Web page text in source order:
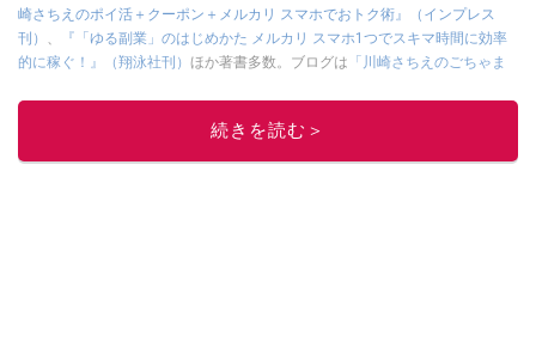
崎さちえのポイ活＋クーポン＋メルカリ スマホでおトク術』（インプレス
刊） 、
『「ゆる副業」のはじめかた メルカリ スマホ1つでスキマ時間に効率
的に稼ぐ！』（翔泳社刊） ほか著書多数。ブログは 「川崎さちえのごちゃま
■経歴：2003年、夫が子育てをするために、突然会社を辞める。翌月からの
給料が０円になり、家にいながら、しかも空いた時間でできるオークション
に目をつける。しかし、取引の仕方がわからずに、まずは落札者として参
続きを読む＞